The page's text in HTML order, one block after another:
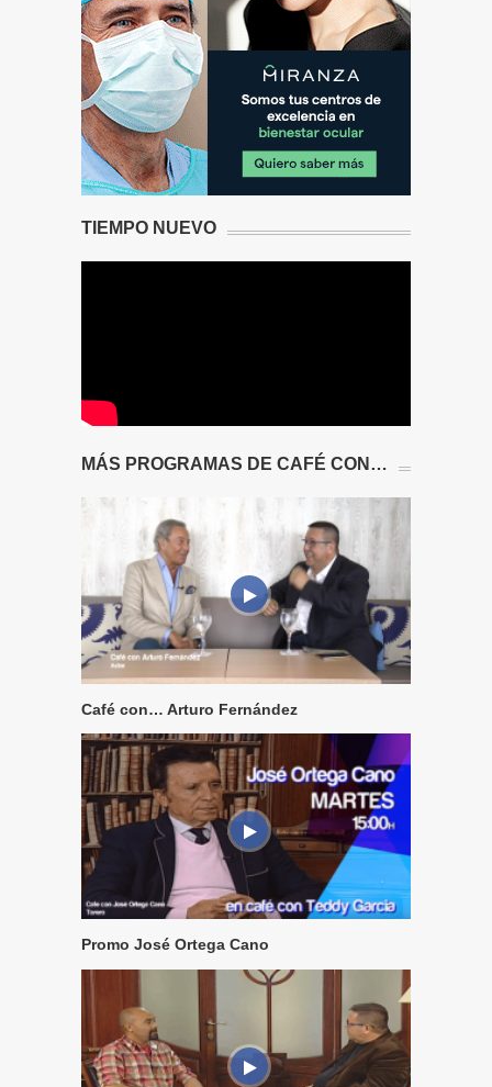
TIEMPO NUEVO
MÁS PROGRAMAS DE CAFÉ CON…
Café con… Arturo Fernández
Promo José Ortega Cano